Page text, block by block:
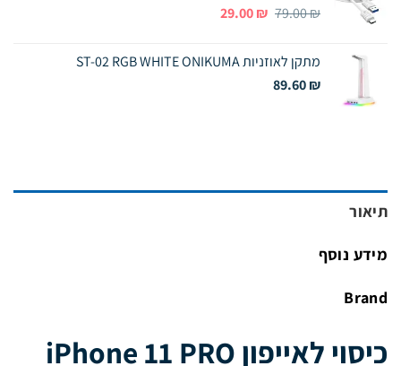
79.00₪
המחיר
79.00 ₪.
29.00₪
המחיר
29.00 ₪.
מתקן לאוזניות ST-02 RGB WHITE ONIKUMA
89.60₪
תיאור
מידע נוסף
Brand
כיסוי לאייפון iPhone 11 PRO